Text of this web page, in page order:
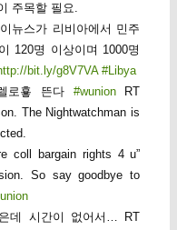
주목할 필요.
뉴스가 리비아에서 민주
120명 이상이며 1000명
bit.ly/g8V7VA #Libya
로훃 뜬다 #wunionRT
The Nightwatchman is
coll bargain rights 4 u”
So say goodbye to
데 시간이 없어서… RT